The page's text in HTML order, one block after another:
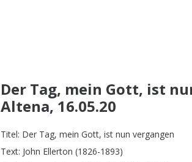
Der Tag, mein Gott, ist
Altena, 16.05.20
Titel: Der Tag, mein Gott, ist nun vergangen
Text: John Ellerton (1826-1893)